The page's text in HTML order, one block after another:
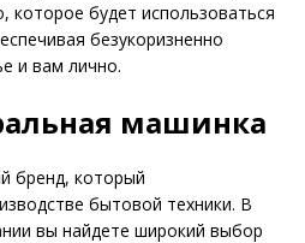
которое будет использоваться
безукоризненно
и вам лично.
машинка
бренд, который
бытовой техники. В
вы найдете широкий выбор